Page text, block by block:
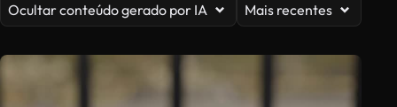
Ocultar conteúdo gerado por IA Mais recentes